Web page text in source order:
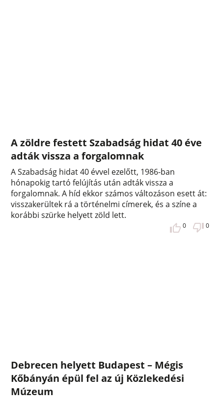
A zöldre festett Szabadság hidat 40 éve
adták vissza a forgalomnak
A Szabadság hidat 40 évvel ezelőtt, 1986-ban
hónapokig tartó felújítás után adták vissza a
forgalomnak. A híd ekkor számos változáson esett át:
visszakerültek rá a történelmi címerek, és a színe a
korábbi szürke helyett zöld lett.
0 0
Debrecen helyett Budapest – Mégis
Kőbányán épül fel az új Közlekedési
Múzeum